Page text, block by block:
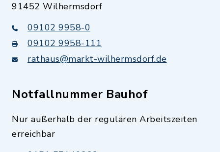
91452 Wilhermsdorf
09102 9958-0
09102 9958-111
rathaus@markt-wilhermsdorf.de
Notfallnummer Bauhof
Nur außerhalb der regulären Arbeitszeiten
erreichbar